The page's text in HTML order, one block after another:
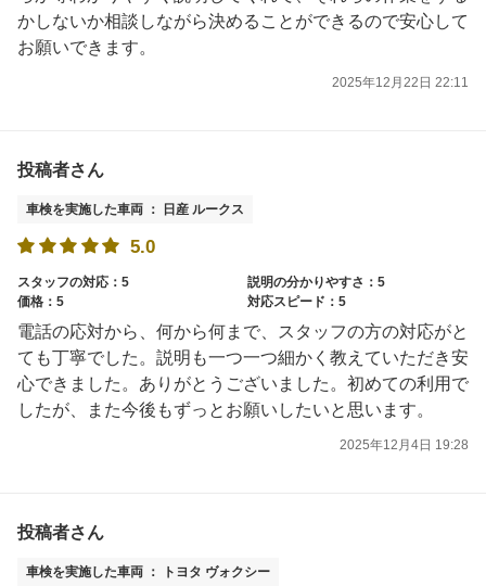
かしないか相談しながら決めることができるので安心して
お願いできます。
2025年12月22日 22:11
投稿者さん
車検を実施した車両 ： 日産 ルークス
5.0
スタッフの対応：5
説明の分かりやすさ：5
価格：5
対応スピード：5
電話の応対から、何から何まで、スタッフの方の対応がと
ても丁寧でした。説明も一つ一つ細かく教えていただき安
心できました。ありがとうございました。初めての利用で
したが、また今後もずっとお願いしたいと思います。
2025年12月4日 19:28
投稿者さん
車検を実施した車両 ： トヨタ ヴォクシー